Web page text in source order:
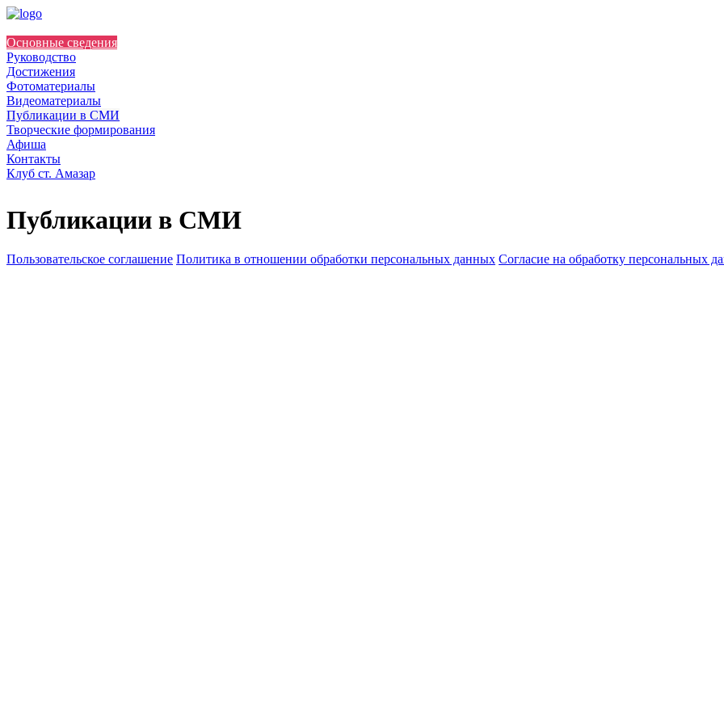
Основные сведения
Руководство
Достижения
Фотоматериалы
Видеоматериалы
Публикации в СМИ
Творческие формирования
Афиша
Контакты
Клуб ст. Амазар
Публикации в СМИ
Пользовательское соглашение Политика в отношении обработки персональных данных Согласие на обработку персональных